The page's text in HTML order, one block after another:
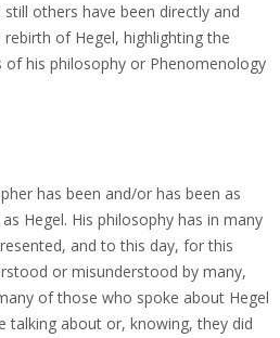
others have been directly and
of Hegel, highlighting the
his philosophy or Phenomenology
has been and/or has been as
Hegel. His philosophy has in many
and to this day, for this
or misunderstood by many,
of those who spoke about Hegel
talking about or, knowing, they did